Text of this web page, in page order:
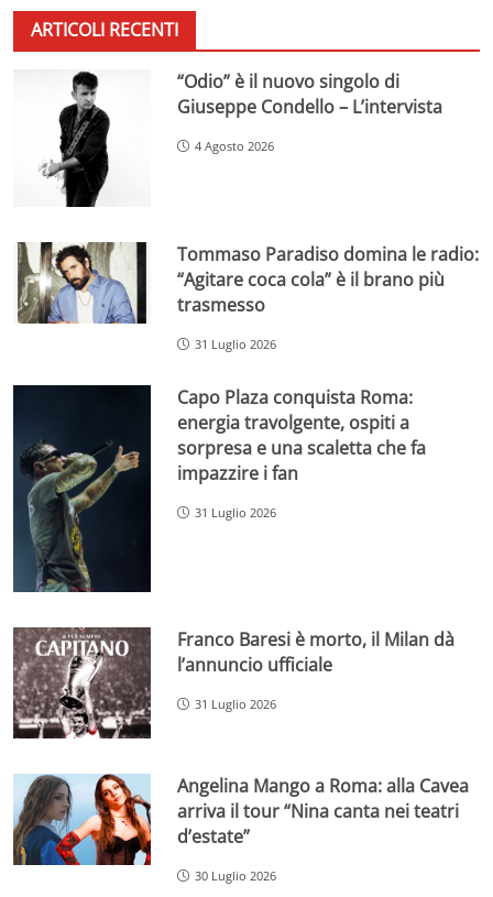
ARTICOLI RECENTI
“Odio” è il nuovo singolo di
Giuseppe Condello – L’intervista
4 Agosto 2026
Tommaso Paradiso domina le radio:
“Agitare coca cola” è il brano più
trasmesso
31 Luglio 2026
Capo Plaza conquista Roma:
energia travolgente, ospiti a
sorpresa e una scaletta che fa
impazzire i fan
31 Luglio 2026
Franco Baresi è morto, il Milan dà
l’annuncio ufficiale
31 Luglio 2026
Angelina Mango a Roma: alla Cavea
arriva il tour “Nina canta nei teatri
d’estate”
30 Luglio 2026